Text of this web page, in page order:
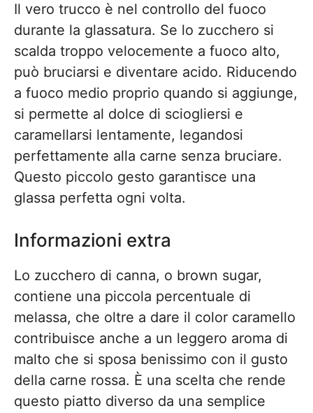
Il vero trucco è nel controllo del fuoco
durante la glassatura. Se lo zucchero si
scalda troppo velocemente a fuoco alto,
può bruciarsi e diventare acido. Riducendo
a fuoco medio proprio quando si aggiunge,
si permette al dolce di sciogliersi e
caramellarsi lentamente, legandosi
perfettamente alla carne senza bruciare.
Questo piccolo gesto garantisce una
glassa perfetta ogni volta.
Informazioni extra
Lo zucchero di canna, o brown sugar,
contiene una piccola percentuale di
melassa, che oltre a dare il color caramello
contribuisce anche a un leggero aroma di
malto che si sposa benissimo con il gusto
della carne rossa. È una scelta che rende
questo piatto diverso da una semplice